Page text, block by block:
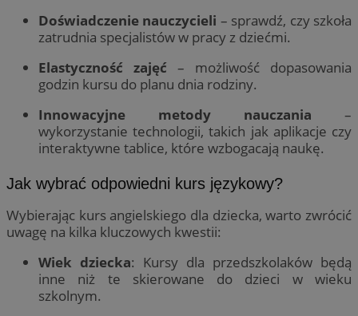
Doświadczenie nauczycieli – sprawdź, czy szkoła
zatrudnia specjalistów w pracy z dziećmi.
Elastyczność zajęć – możliwość dopasowania
godzin kursu do planu dnia rodziny.
Innowacyjne metody nauczania –
wykorzystanie technologii, takich jak aplikacje czy
interaktywne tablice, które wzbogacają naukę.
Jak wybrać odpowiedni kurs językowy?
Wybierając kurs angielskiego dla dziecka, warto zwrócić
uwagę na kilka kluczowych kwestii:
Wiek dziecka: Kursy dla przedszkolaków będą
inne niż te skierowane do dzieci w wieku
szkolnym.